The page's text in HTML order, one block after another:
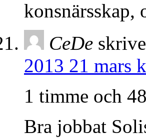
CeDe
2013 21 mars
1 timme och
Bra jobbat